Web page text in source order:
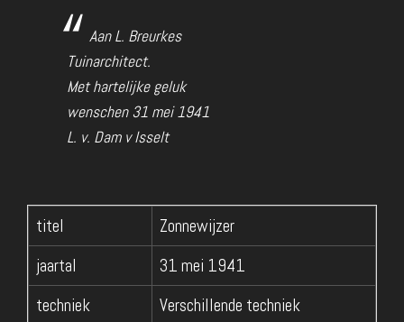
Aan L. Breurkes
Tuinarchitect.
Met hartelijke geluk
wenschen 31 mei 1941
L. v. Dam v Isselt
titel
Zonnewijzer
jaartal
31 mei 1941
techniek
Verschillende techniek